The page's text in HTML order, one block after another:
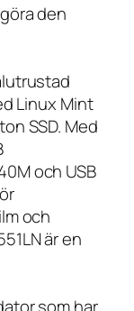
den
Linux Mint
SSD. Med
och USB
och
är en
som har